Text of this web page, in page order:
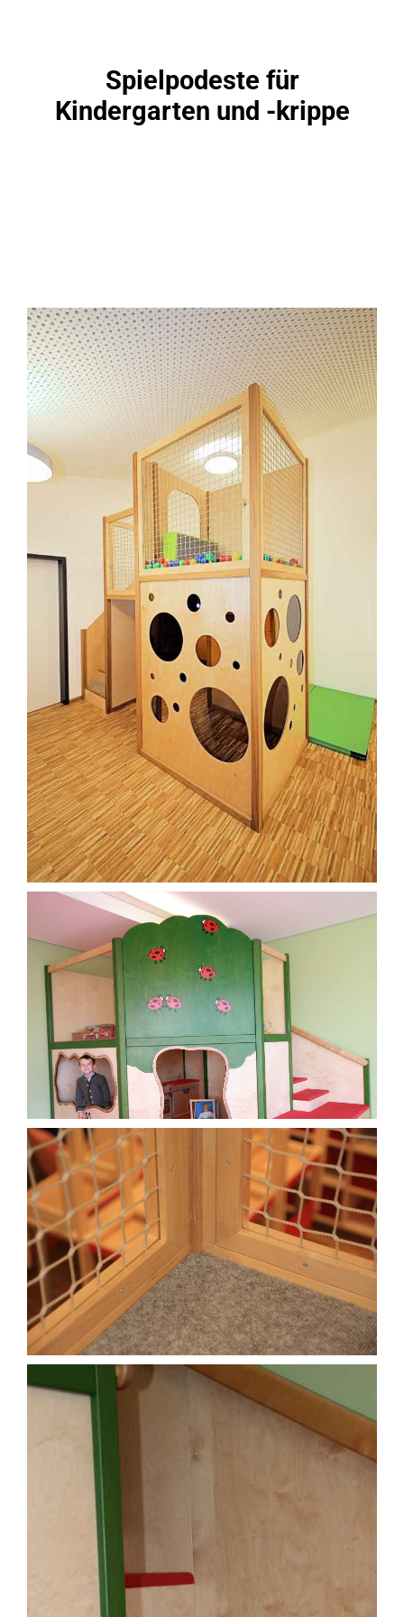
Spielpodeste für
Kindergarten und -krippe